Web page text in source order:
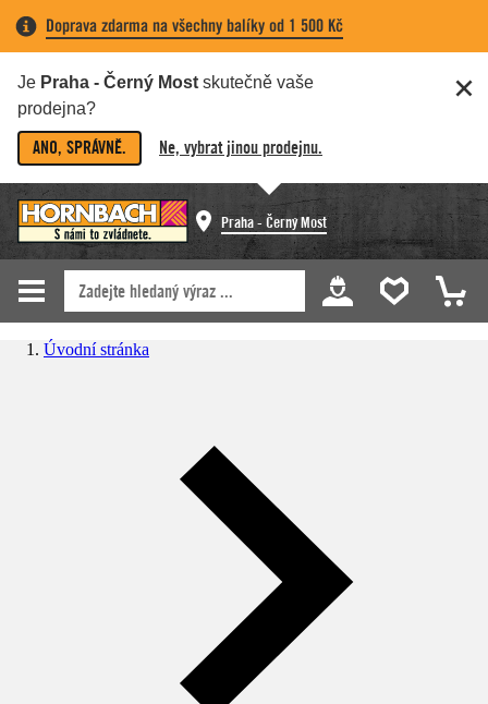
Doprava zdarma na všechny balíky od 1 500 Kč
Je Praha - Černý Most skutečně vaše
prodejna?
ANO, SPRÁVNĚ. Ne, vybrat jinou prodejnu.
Praha - Černý Most
Úvodní stránka